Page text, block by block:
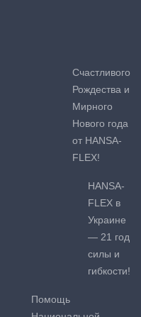
Счастливого
Рождества и
Мирного
Нового года
от HANSA-
FLEX!
HANSA-
FLEX в
Украине
— 21 год
силы и
гибкости!
Помощь